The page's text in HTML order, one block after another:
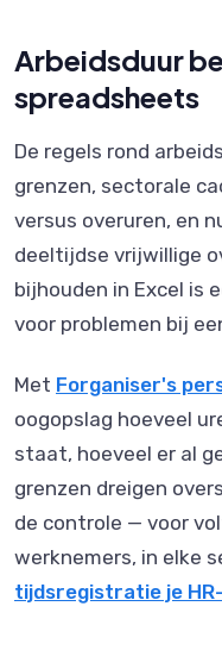
Arbeidsduur
spreadsheets
De regels rond
grenzen, sectorale
versus overuren, en
deeltijdse vrijwillige
bijhouden in Excel is
voor problemen bij
Met Forganiser's
oogopslag hoeveel
staat, hoeveel er al
grenzen dreigen
de controle — voor
werknemers, in elke
tijdsregistratie je